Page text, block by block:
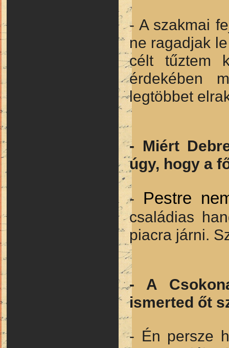
- A szakmai
ne ragadjak
célt tűztem
érdekében
legtöbbet
- Miért
úgy, hogy a
- Pestre
családias
piacra járni.
- A
ismerted őt
- Én persze